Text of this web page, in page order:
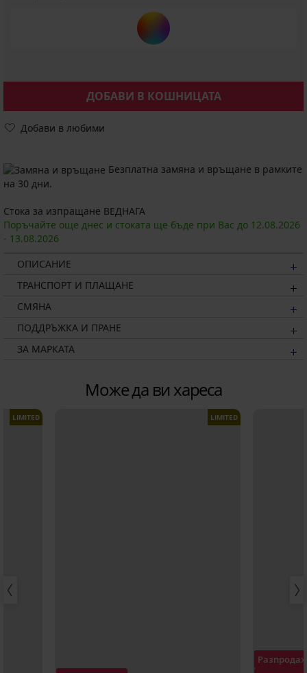
ДОБАВИ В КОШНИЦАТА
Добави в любими
Безплатна замяна и връщане в рамките
на 30 дни.
Стока за изпращане ВЕДНАГА
Поръчайте още днес и стоката ще бъде при Вас до 12.08.2026
- 13.08.2026
ОПИСАНИЕ
ТРАНСПОРТ И ПЛАЩАНЕ
СМЯНА
ПОДДРЪЖКА И ПРАНЕ
ЗА МАРКАТА
Може да ви хареса
LIMITED LIMITED